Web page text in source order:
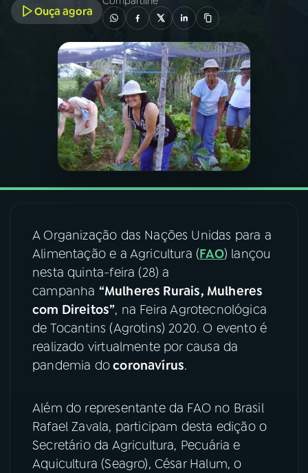
A RÁDIO
PROGRAMAÇÃO
PROGRAMAS
PODCASTS
06VIDEOCASTS
07ÚLTIMAS
08 FESTIVAL DE MÚSICA
ACOMPANHE A RÁDIO NACIONAL
YouTube Facebook
TikTok
Ouça agora
A Organização das Nações Unidas para a
Alimentação e a Agricultura (FAO) lançou
nesta quinta-feira (28) a
campanha “Mulheres Rurais, Mulheres
com Direitos”, na Feira Agrotecnológica
de Tocantins (Agrotins) 2020. O evento é
realizado virtualmente por causa da
pandemia docoronavírus.
Além do representante da FAO no Brasil
Rafael Zavala, participam desta edição o
Secretário da Agricultura, Pecuária e
Aquicultura (Seagro), César Halum, o